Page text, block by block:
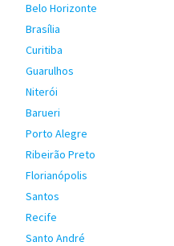
Belo Horizonte
Brasília
Curitiba
Guarulhos
Niterói
Barueri
Porto Alegre
Ribeirão Preto
Florianópolis
Santos
Recife
Santo André